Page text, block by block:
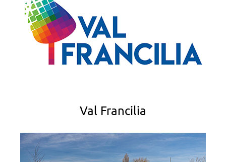
Val Francilia